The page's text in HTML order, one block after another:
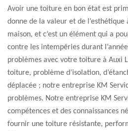
Avoir une toiture en bon état est
donne de la valeur et de l’esthétique
maison, et c’est un élément qui a
contre les intempéries durant
problèmes avec votre toiture à Auxi
toiture, problème d’isolation,
déplacée ; notre entreprise KM
problèmes. Notre entreprise KM
compétences et des connaissances
fournir une toiture résistante,